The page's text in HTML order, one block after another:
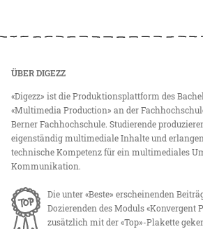
ÜBER DIGEZZ
«Digezz» ist die Produktionsplattform des
«Multimedia Production» an der
Berner Fachhochschule. Studierende
eigenständig multimediale Inhalte und
technische Kompetenz für ein multimediales
Kommunikation.
Die unter «Beste» erscheinenden
Dozierenden des Moduls «Konvergent
zusätzlich mit der «Top»-Plakette